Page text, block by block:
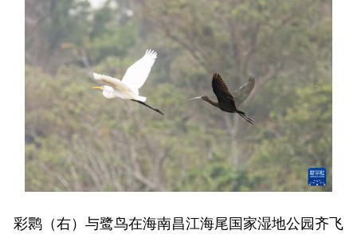
彩鹮（右）与鹭鸟在海南昌江海尾国家湿地公园齐飞